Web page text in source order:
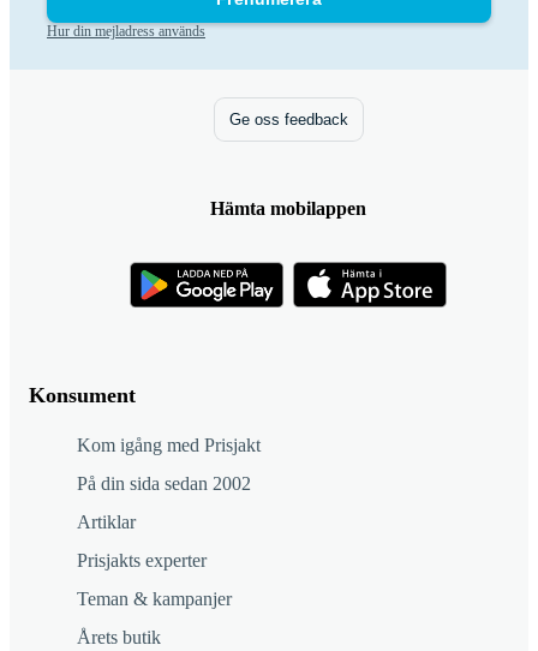
Hur din mejladress används
Konsument
Kom igång med Prisjakt
På din sida sedan 2002
Artiklar
Prisjakts experter
Teman & kampanjer
Årets butik
Ge oss feedback
Hämta mobilappen